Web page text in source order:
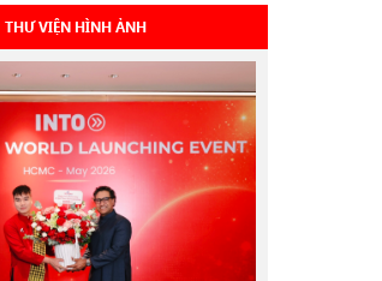
THƯ VIỆN HÌNH ẢNH